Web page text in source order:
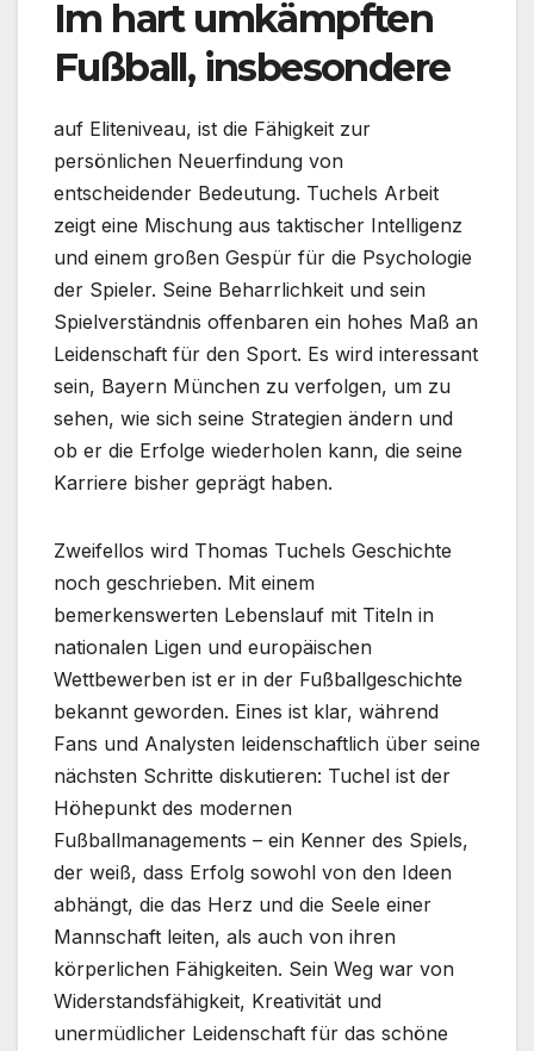
Im hart umkämpften
Fußball, insbesondere
auf Eliteniveau, ist die Fähigkeit zur
persönlichen Neuerfindung von
entscheidender Bedeutung. Tuchels Arbeit
zeigt eine Mischung aus taktischer Intelligenz
und einem großen Gespür für die Psychologie
der Spieler. Seine Beharrlichkeit und sein
Spielverständnis offenbaren ein hohes Maß an
Leidenschaft für den Sport. Es wird interessant
sein, Bayern München zu verfolgen, um zu
sehen, wie sich seine Strategien ändern und
ob er die Erfolge wiederholen kann, die seine
Karriere bisher geprägt haben.
Zweifellos wird Thomas Tuchels Geschichte
noch geschrieben. Mit einem
bemerkenswerten Lebenslauf mit Titeln in
nationalen Ligen und europäischen
Wettbewerben ist er in der Fußballgeschichte
bekannt geworden. Eines ist klar, während
Fans und Analysten leidenschaftlich über seine
nächsten Schritte diskutieren: Tuchel ist der
Höhepunkt des modernen
Fußballmanagements – ein Kenner des Spiels,
der weiß, dass Erfolg sowohl von den Ideen
abhängt, die das Herz und die Seele einer
Mannschaft leiten, als auch von ihren
körperlichen Fähigkeiten. Sein Weg war von
Widerstandsfähigkeit, Kreativität und
unermüdlicher Leidenschaft für das schöne